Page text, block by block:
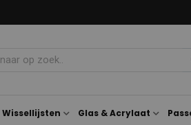
Wissellijsten Glas & Acrylaat